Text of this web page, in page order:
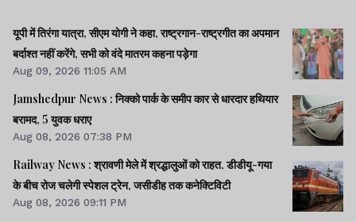
यूपी में तिरंगा यात्रा, सीएम योगी ने कहा, राष्ट्रगान-राष्ट्रगीत का अपमान
बर्दाश्त नहीं करेंगे, सभी को वंदे मातरम कहना पड़ेगा
Aug 09, 2026 11:05 AM
Jamshedpur News : निक्को पार्क के समीप कार से धारदार हथियार
बरामद, 5 युवक धराए
Aug 08, 2026 07:38 PM
Railway News : श्रावणी मेले में श्रद्धालुओं को राहत, डीडीयू-गया
के बीच रोज चलेगी स्पेशल ट्रेन, जसीडीह तक कनेक्टिविटी
Aug 08, 2026 09:11 PM